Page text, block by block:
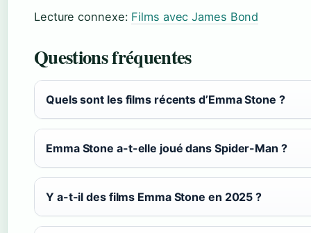
Lecture connexe: Films avec James Bond
Questions fréquentes
Quels sont les films récents d’Emma Stone ?
Emma Stone a-t-elle joué dans Spider-Man ?
Y a-t-il des films Emma Stone en 2025 ?